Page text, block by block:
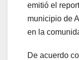
emitió el
municipio de
en la
De acuerdo